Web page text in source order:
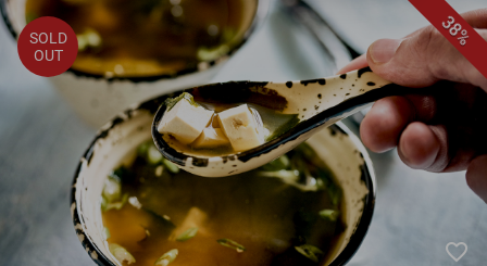
Découvrez + de 15.000 deals
Disponible 7 jours par semaine
+ de 10 millions de membres
38%
SOLD
OUT
favorite_border